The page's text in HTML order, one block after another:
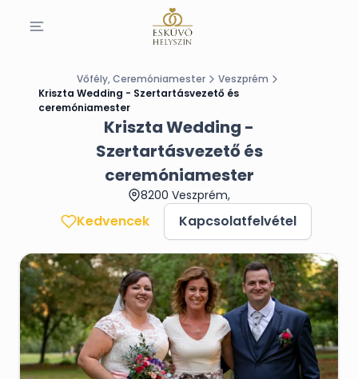
Vőfély, Ceremóniamester
Veszprém
Kriszta Wedding - Szertartásvezető és
ceremóniamester
Kriszta Wedding -
Szertartásvezető és
ceremóniamester
8200 Veszprém,
Kedvencek Kapcsolatfelvétel